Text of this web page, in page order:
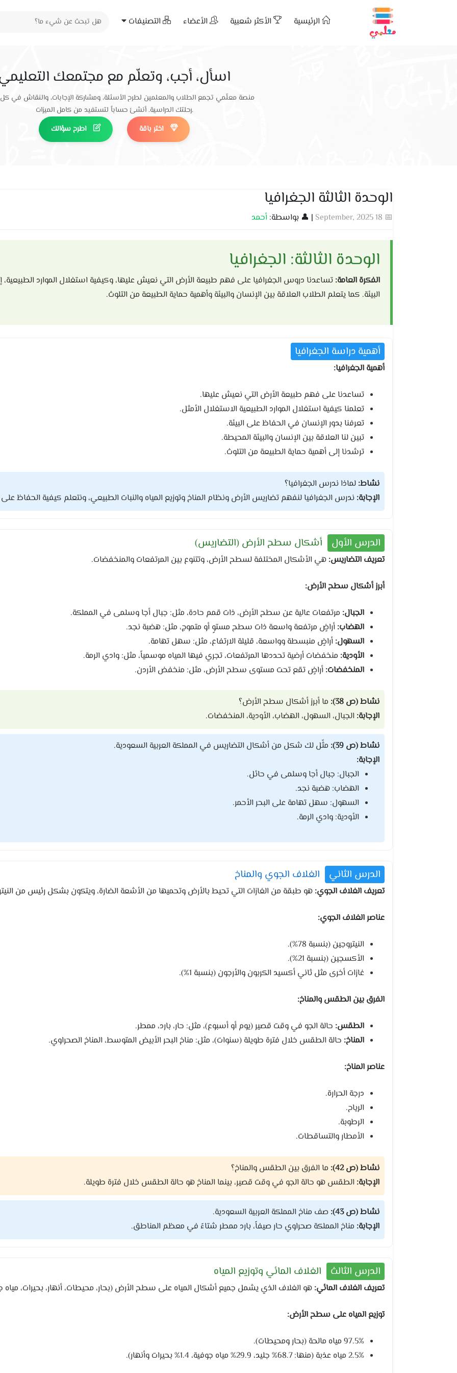
الرئيسية الأكثر شعبية الأعضاء التصنيفات
اسأل، أجب، وتعلّم مع مجتمعك
منصة معلّمي تجمع الطلاب والمعلمين لطرح الأسئلة، ومشاركة الإجابات، والنقاش في
رحلتك الدراسية. أنشئ حساباً لتستفيد من كامل الميزات.
اطرح سؤالك
اختر باقة
الوحدة الثالثة الجغرافيا
📅 18 September, 2025 | 👤 بواسطة: أحمد
الوحدة الثالثة: الجغرافيا
الفكرة العامة: تساعدنا دروس الجغرافيا على فهم طبيعة الأرض التي نعيش عليها، وكيفية استغلال الموارد
البيئة. كما يتعلم الطلاب العلاقة بين الإنسان والبيئة وأهمية حماية الطبيعة من التلوث.
أهمية دراسة الجغرافيا
أهمية الجغرافيا:
تساعدنا على فهم طبيعة الأرض التي نعيش عليها.
تعلمنا كيفية استغلال الموارد الطبيعية الاستغلال الأمثل.
تعرفنا بدور الإنسان في الحفاظ على البيئة.
تبين لنا العلاقة بين الإنسان والبيئة المحيطة.
ترشدنا إلى أهمية حماية الطبيعة من التلوث.
نشاط: لماذا ندرس الجغرافيا؟
الإجابة: ندرس الجغرافيا لنفهم تضاريس الأرض ونظام المناخ وتوزيع المياه والنبات الطبيعي، ونتعلم كيفية الحفاظ على
الدرس الأول أشكال سطح الأرض (التضاريس)
تعريف التضاريس: هي الأشكال المختلفة لسطح الأرض، وتتنوع بين المرتفعات والمنخفضات.
أبرز أشكال سطح الأرض:
الجبال: مرتفعات عالية عن سطح الأرض، ذات قمم حادة، مثل: جبال أجا وسلمى في المملكة.
الهضاب: أراضٍ مرتفعة واسعة ذات سطح مستوٍ أو متموج، مثل: هضبة نجد.
السهول: أراضٍ منبسطة وواسعة، قليلة الارتفاع، مثل: سهل تهامة.
الأودية: منخفضات أرضية تحددها المرتفعات، تجري فيها المياه موسمياً، مثل: وادي الرمة.
المنخفضات: أراضٍ تقع تحت مستوى سطح الأرض، مثل: منخفض الأردن.
نشاط (ص 38):
ما أبرز أشكال سطح الأرض؟
الإجابة: الجبال، السهول، الهضاب، الأودية، المنخفضات.
نشاط (ص 39):
مثّل لك شكل من أشكال التضاريس في المملكة العربية السعودية.
الإجابة:
الجبال: جبال أجا وسلمى في حائل.
الهضاب: هضبة نجد.
السهول: سهل تهامة على البحر الأحمر.
الأودية: وادي الرمة.
الدرس الثاني الغلاف الجوي والمناخ
تعريف الغلاف الجوي: هو طبقة من الغازات التي تحيط بالأرض وتحميها من الأشعة الضارة، ويتكون بشكل رئيس من
عناصر الغلاف الجوي:
النيتروجين (بنسبة 78%).
الأكسجين (بنسبة 21%).
غازات أخرى مثل ثاني أكسيد الكربون والأرجون (بنسبة 1%).
الفرق بين الطقس والمناخ:
الطقس: حالة الجو في وقت قصير (يوم أو أسبوع)، مثل: حار، بارد، ممطر.
المناخ: حالة الطقس خلال فترة طويلة (سنوات)، مثل: مناخ البحر الأبيض المتوسط، المناخ الصحراوي.
عناصر المناخ:
درجة الحرارة.
الرياح.
الرطوبة.
الأمطار والتساقطات.
نشاط (ص 42):
ما الفرق بين الطقس والمناخ؟
الإجابة: الطقس هو حالة الجو في وقت قصير، بينما المناخ هو حالة الطقس خلال فترة طويلة.
نشاط (ص 43):
صف مناخ المملكة العربية السعودية.
الإجابة: مناخ المملكة صحراوي حار صيفاً، بارد ممطر شتاءً في معظم المناطق.
الدرس الثالث الغلاف المائي وتوزيع المياه
تعريف الغلاف المائي: هو الغلاف الذي يشمل جميع أشكال المياه على سطح الأرض (بحار، محيطات، أنهار، بحيرات، مياه
توزيع المياه على سطح الأرض:
97.5% مياه مالحة (بحار ومحيطات).
2.5% مياه عذبة (منها: 68.7% جليد، 29.9% مياه جوفية، 1.4% بحيرات وأنهار).